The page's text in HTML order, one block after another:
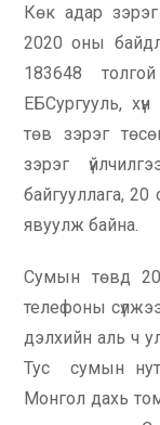
Көк адар
2020 оны
183648
ЕБСургууль,
төв зэрэг
зэрэг
байгууллага,
явуулж байна.
Сумын төвд
телефоны
дэлхийн аль ч
Тус сумын
Монгол дахь